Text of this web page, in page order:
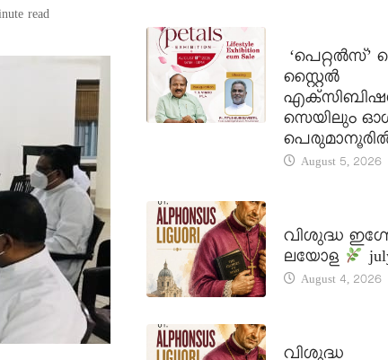
read
സ്റ്റൈൽ
സെയിലും
August 5, 2026
വിശുദ്ധ
ലയോള
August 4, 2026